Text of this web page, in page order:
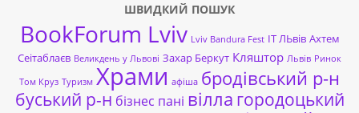
ШВИДКИЙ ПОШУК
BookForum Lviv Lviv Bandura Fest ІТ ЛЬвів Ахтем
Сеітаблаєв Великдень у Львові Захар Беркут Кляштор Львів Ринок
Том Круз Туризм Храми афіша бродівський р-н
буський р-н бізнес пані вілла городоцький